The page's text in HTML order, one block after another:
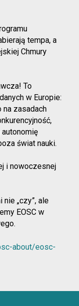
tempa, a
Chmury
To
w Europie:
zasadach
świat nauki.
i nowoczesnej
„czy”, ale
EOSC w
about/eosc-